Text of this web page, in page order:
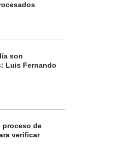
son
Luis Fernando
proceso de
verificar